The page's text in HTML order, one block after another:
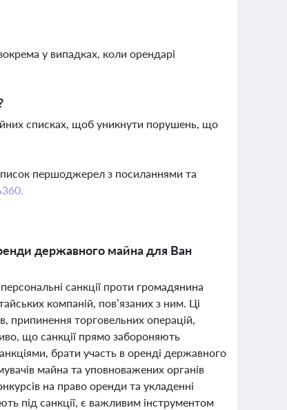
у випадках, коли орендарі
списках, щоб уникнути порушень, що
першоджерел з посиланнями та
державного майна для Ван
санкції проти громадянина
компаній, пов’язаних з ним. Ці
припинення торговельних операцій,
що санкції прямо забороняють
брати участь в оренді державного
майна та уповноважених органів
на право оренди та укладенні
під санкції, є важливим інструментом